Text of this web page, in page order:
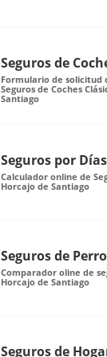
Seguros de
Formulario de solicitud
Seguros de Coches
Santiago
Seguros por Días
Calculador online de
Horcajo de Santiago
Seguros de
Comparador oline de
Horcajo de Santiago
Seguros de